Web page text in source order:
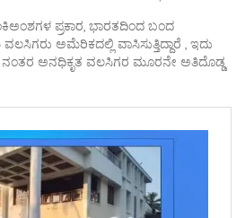
ಪ್ರಕಾರ, ಭಾರತದಿಂದ ಬಂದ
ಅಮೆರಿಕದಲ್ಲಿ ವಾಸಿಸುತ್ತಿದ್ದಾರೆ , ಇದು
ನಂತರ ಅನಧಿಕೃತ ವಲಸಿಗರ ಮೂರನೇ ಅತಿದೊಡ್ಡ